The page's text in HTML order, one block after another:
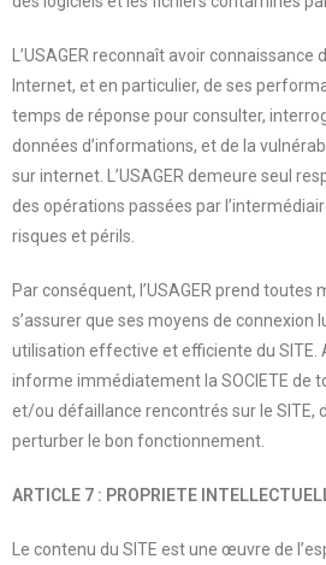
L’USAGER reconnaît avoir
Internet, et en particulier, de ses
temps de réponse pour consulter,
données d’informations, et de la
sur internet. L’USAGER demeure seul
des opérations passées par
risques et périls.
Par conséquent, l’USAGER prend
s’assurer que ses moyens de connexion
utilisation effective et efficiente du SITE.
informe immédiatement la SOCIETE de
et/ou défaillance rencontrés sur le SITE,
perturber le bon fonctionnement.
ARTICLE 7 : PROPRIETE
Le contenu du SITE est une œuvre de